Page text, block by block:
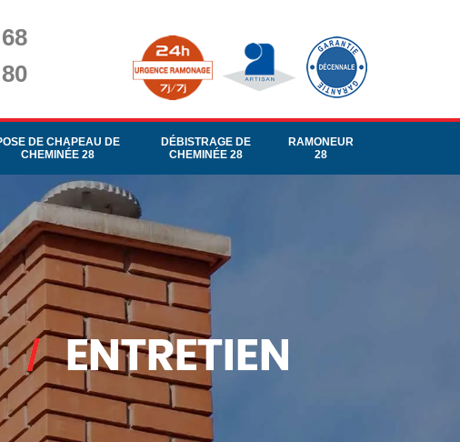
DE CHAPEAU DE
CHEMINÉE 28
DÉBISTRAGE DE
CHEMINÉE 28
RAMONEUR
28